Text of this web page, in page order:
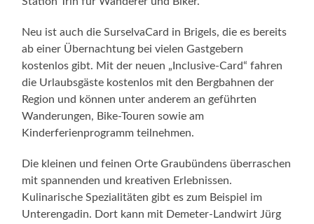
Neu ist auch die SurselvaCard in Brigels, die es bereits
ab einer Übernachtung bei vielen Gastgebern
kostenlos gibt. Mit der neuen „Inclusive-Card“ fahren
die Urlaubsgäste kostenlos mit den Bergbahnen der
Region und können unter anderem an geführten
Wanderungen, Bike-Touren sowie am
Kinderferienprogramm teilnehmen.
Die kleinen und feinen Orte Graubündens überraschen
mit spannenden und kreativen Erlebnissen.
Kulinarische Spezialitäten gibt es zum Beispiel im
Unterengadin. Dort kann mit Demeter-Landwirt Jürg